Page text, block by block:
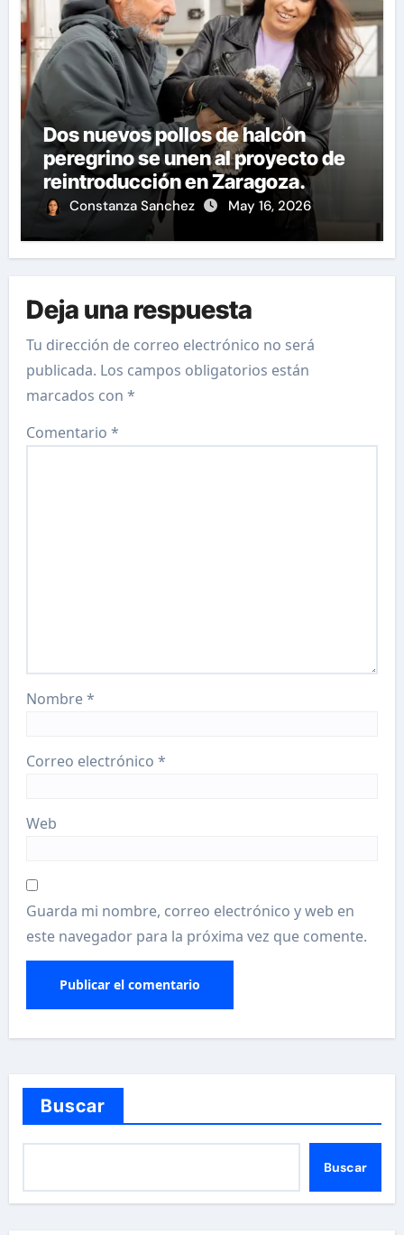
Dos nuevos pollos de halcón
peregrino se unen al proyecto de
reintroducción en Zaragoza.
Constanza Sanchez May 16, 2026
Deja una respuesta
Tu dirección de correo electrónico no será
publicada. Los campos obligatorios están
marcados con*
Comentario*
Nombre*
Correo electrónico*
Web
Guarda mi nombre, correo electrónico y web en
este navegador para la próxima vez que comente.
Buscar
Buscar